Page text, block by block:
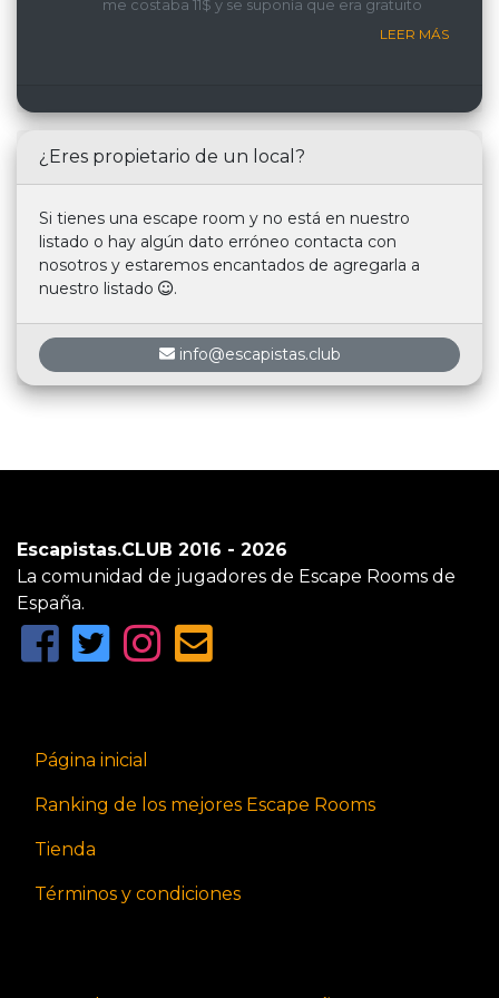
me costaba 11$ y se suponía que era gratuito
LEER MÁS
¿Eres propietario de un local?
Si tienes una escape room y no está en nuestro
listado o hay algún dato erróneo contacta con
nosotros y estaremos encantados de agregarla a
nuestro listado
.
info@escapistas.club
Escapistas.CLUB 2016 - 2026
La comunidad de jugadores de Escape Rooms de
España.
Página inicial
Ranking de los mejores Escape Rooms
Tienda
Términos y condiciones